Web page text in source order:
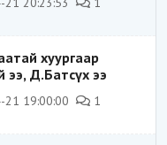
хуургаар
ээ, Д.Батсүх ээ
19:00:00 1